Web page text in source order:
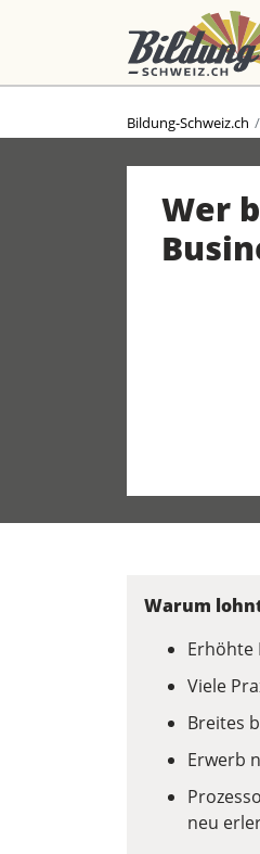
Bildung-Schweiz.ch
Wer
Warum
Erhöhte
Viele
Breites
Erwerb
neu